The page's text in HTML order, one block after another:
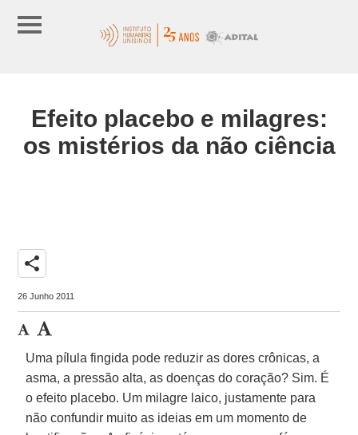
Efeito placebo e milagres:
os mistérios da não ciência
share
26 Junho 2011
Uma pílula fingida pode reduzir as dores crônicas, a
asma, a pressão alta, as doenças do coração? Sim. É
o efeito placebo. Um milagre laico, justamente para
não confundir muito as ideias em um momento de